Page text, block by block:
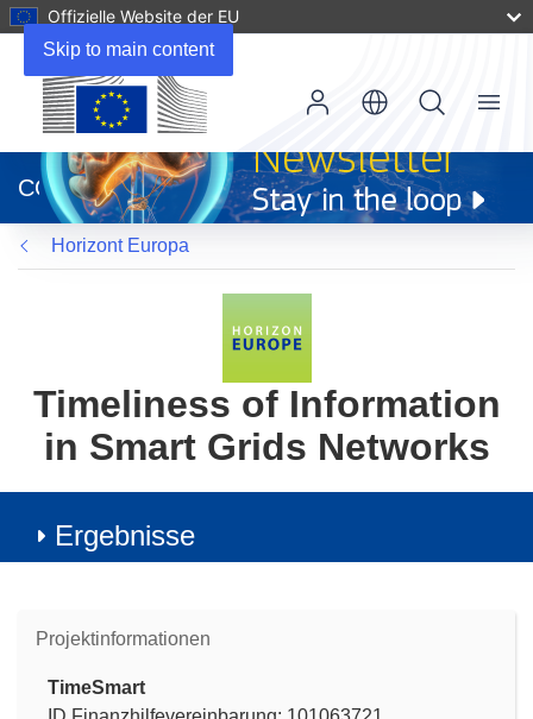
Skip to main content
Offizielle Website der EU
neuem
Fenster)
CORDIS
Menu
Horizont Europa
Timeliness of Information
in Smart Grids Networks
Ergebnisse
Projektinformationen
TimeSmart